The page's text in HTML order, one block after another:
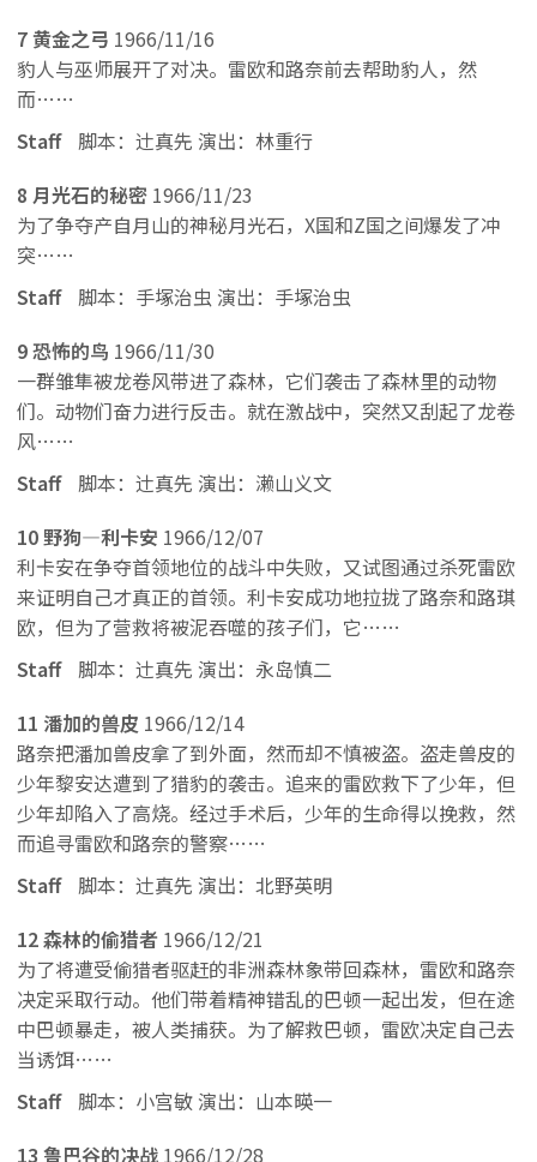
7 黄金之弓 1966/11/16
豹人与巫师展开了对决。雷欧和路奈前去帮助豹人，然
而……
Staff
脚本：辻真先 演出：林重行
8 月光石的秘密 1966/11/23
为了争夺产自月山的神秘月光石，X国和Z国之间爆发了冲
突……
Staff
脚本：手塚治虫 演出：手塚治虫
9 恐怖的鸟 1966/11/30
一群雏隼被龙卷风带进了森林，它们袭击了森林里的动物
们。动物们奋力进行反击。就在激战中，突然又刮起了龙卷
风……
Staff
脚本：辻真先 演出：濑山义文
10 野狗—利卡安 1966/12/07
利卡安在争夺首领地位的战斗中失败，又试图通过杀死雷欧
来证明自己才真正的首领。利卡安成功地拉拢了路奈和路琪
欧，但为了营救将被泥吞噬的孩子们，它……
Staff
脚本：辻真先 演出：永岛慎二
11 潘加的兽皮 1966/12/14
路奈把潘加兽皮拿了到外面，然而却不慎被盗。盗走兽皮的
少年黎安达遭到了猎豹的袭击。追来的雷欧救下了少年，但
少年却陷入了高烧。经过手术后，少年的生命得以挽救，然
而追寻雷欧和路奈的警察……
Staff
脚本：辻真先 演出：北野英明
12 森林的偷猎者 1966/12/21
为了将遭受偷猎者驱赶的非洲森林象带回森林，雷欧和路奈
决定采取行动。他们带着精神错乱的巴顿一起出发，但在途
中巴顿暴走，被人类捕获。为了解救巴顿，雷欧决定自己去
当诱饵……
Staff
脚本：小宫敏 演出：山本暎一
13 鲁巴谷的决战 1966/12/28